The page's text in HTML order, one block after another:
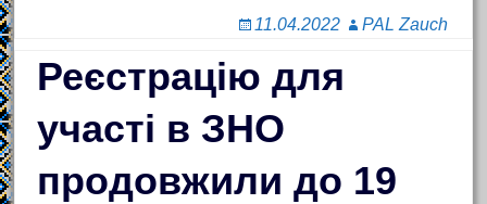
11.04.2022 PAL Zauch
Реєстрацію для
участі в ЗНО
продовжили до 19